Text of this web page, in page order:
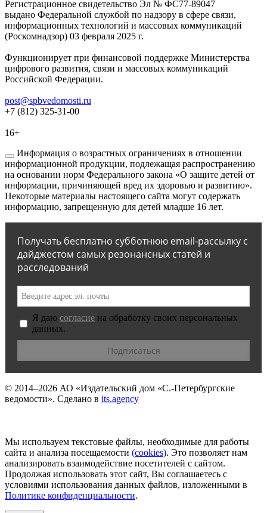
Регистрационное свидетельство Эл № ФС77-89047
выдано Федеральной службой по надзору в сфере связи,
информационных технологий и массовых коммуникаций
(Роскомнадзор) 03 февраля 2025 г.
Функционирует при финансовой поддержке Министерства
цифрового развития, связи и массовых коммуникаций
Российской Федерации.
post@spbvedomosti.ru
+7 (812) 325-31-00
16+
Информация о возрастных ограничениях в отношении
информационной продукции, подлежащая распространению
на основании норм Федерального закона «О защите детей от
информации, причиняющей вред их здоровью и развитию».
Некоторые материалы настоящего сайта могут содержать
информацию, запрещенную для детей младше 16 лет.
Получать бесплатно субботнюю email-рассылку с
дайджестом самых резонансных статей и
расследований
Я даю согласие на обработку своих персональных
данных.
© 2014–2026 АО «Издательский дом «С.-Петербургские
ведомости». Сделано в its.agency
Мы используем текстовые файлы, необходимые для работы
сайта и анализа посещаемости (сookies). Это позволяет нам
анализировать взаимодействие посетителей с сайтом.
Продолжая использовать этот сайт, Вы соглашаетесь с
условиями использования данных файлов, изложенными в
Политике конфиденциальности.